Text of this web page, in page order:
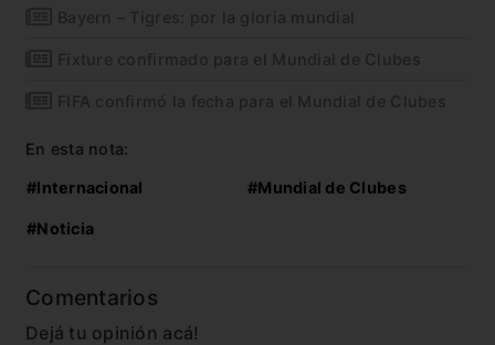
Bayern – Tigres: por la gloria mundial
Fixture confirmado para el Mundial de Clubes
FIFA confirmó la fecha para el Mundial de Clubes
En esta nota:
#Internacional #Mundial de Clubes
#Noticia
Comentarios
Dejá tu opinión acá!